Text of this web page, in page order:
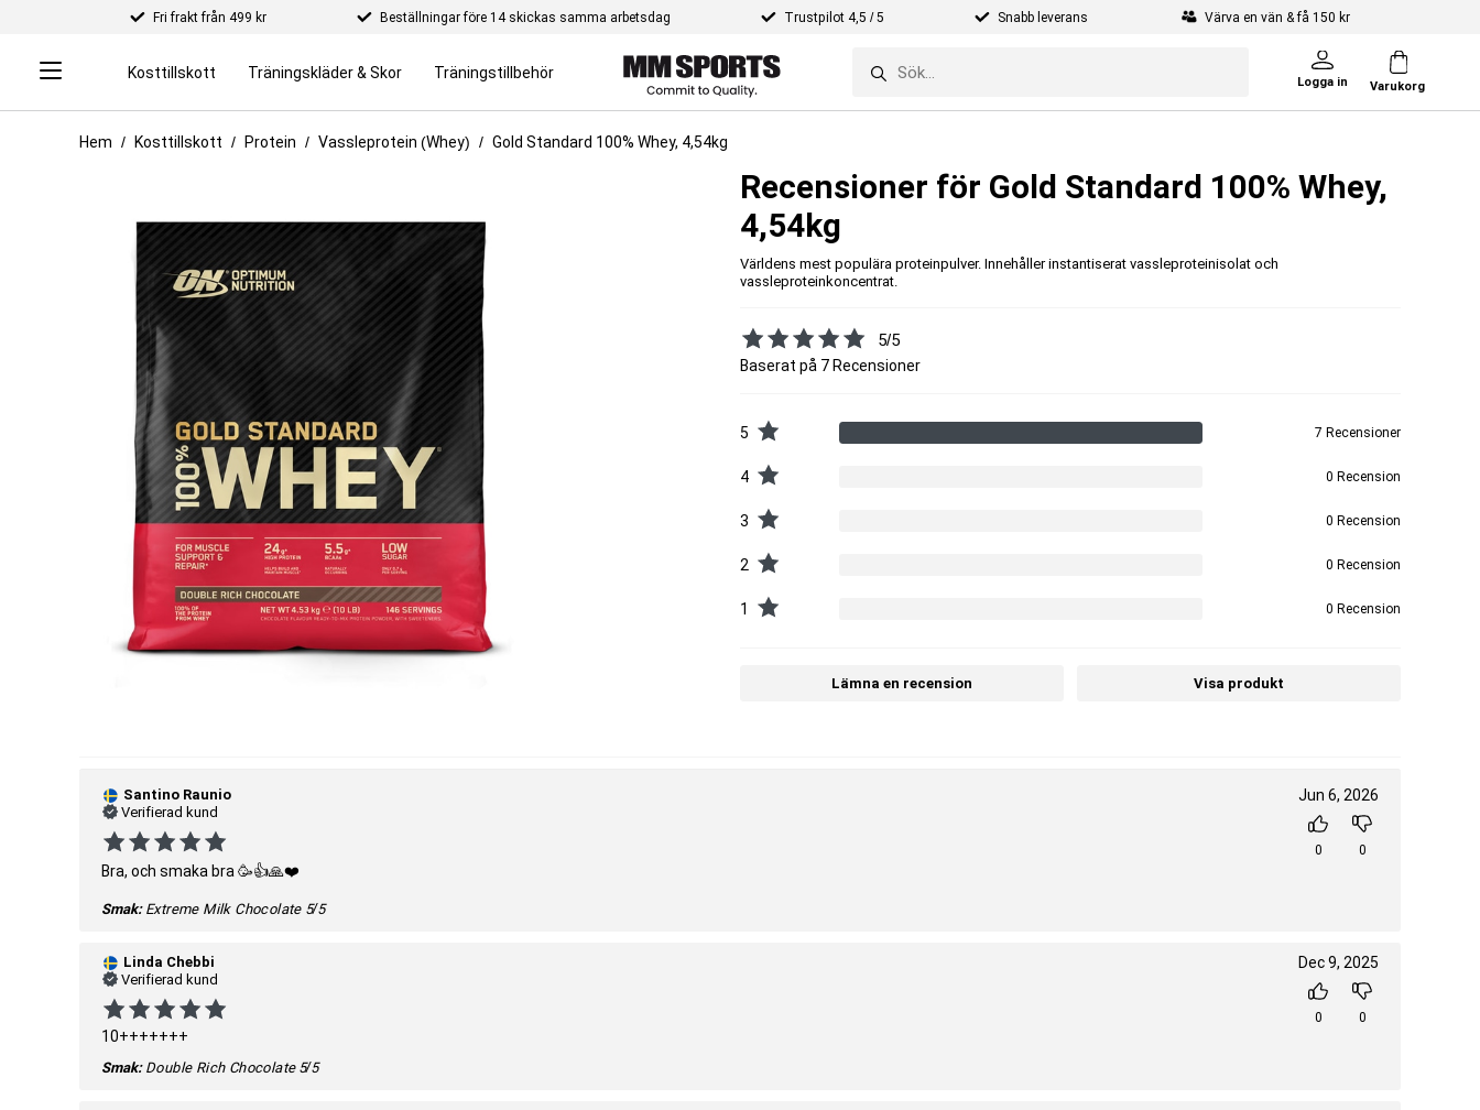
Fri frakt från 499 kr Beställningar före 14 skickas samma arbetsdag Trustpilot 4,5 / 5 Snabb leverans Värva en vän & få 150 kr
Kosttillskott Träningskläder & Skor Träningstillbehör
Logga in Varukorg
Hem Kosttillskott Protein Vassleprotein (Whey) Gold Standard 100% Whey, 4,54kg
Recensioner för Gold Standard 100% Whey,
4,54kg
Världens mest populära proteinpulver. Innehåller instantiserat vassleproteinisolat och
vassleproteinkoncentrat.
5/5
Baserat på 7 Recensioner
5 7 Recensioner
4 0 Recension
3 0 Recension
2 0 Recension
1 0 Recension
Lämna en recension Visa produkt
Santino Raunio
Verifierad kund
Bra, och smaka bra 🥳👍🙏❤️
Smak: Extreme Milk Chocolate 5/5
Jun 6, 2026
0 0
Linda Chebbi
Verifierad kund
10+++++++
Smak: Double Rich Chocolate 5/5
Dec 9, 2025
0 0